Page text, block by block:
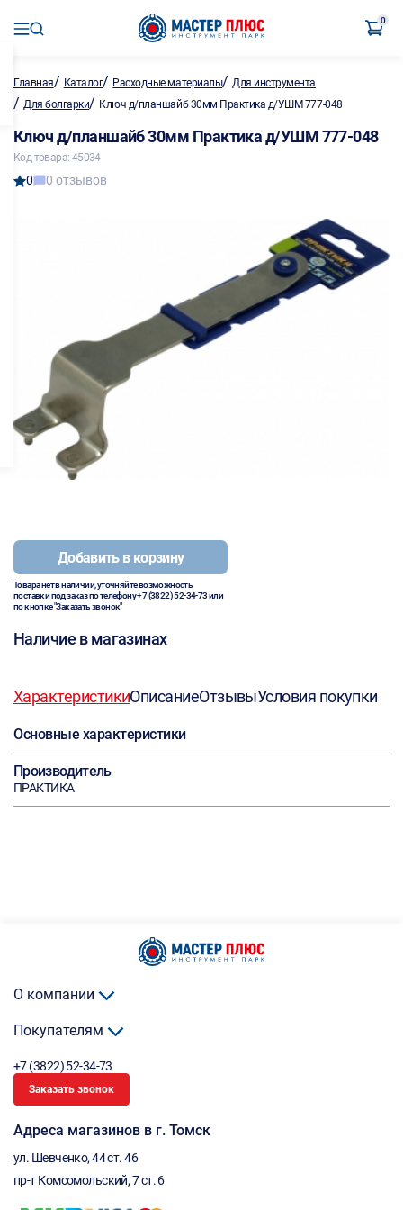
0
Главная/ Каталог/ Расходные материалы/Для инструмента
/ Для болгарки/ Ключ д/планшайб 30мм Практика д/УШМ 777-048
Ключ д/планшайб 30мм Практика д/УШМ 777-048
Код товара: 45034
0 0 отзывов
Добавить в корзину
Товара нет в наличии, уточняйте возможность
поставки под заказ по телефону+7 (3822) 52-34-73или
по кнопке "Заказать звонок"
Наличие в магазинах
ХарактеристикиОписаниеОтзывыУсловия покупки
Основные характеристики
Производитель
ПРАКТИКА
О компании
Покупателям
+7 (3822) 52-34-73
Заказать звонок
Адреса магазинов в г. Томск
ул. Шевченко, 44 ст. 46
пр-т Комсомольский, 7 ст. 6